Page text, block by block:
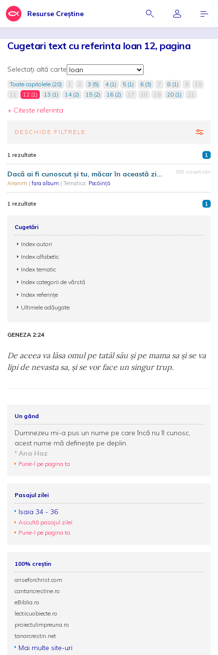
Resurse Creștine
Cugetari text cu referinta Ioan 12, pagina
Selectați altă carte
Toate capitolele (20) 1 2 3 (5) 4 (1) 5 (1) 6 (3) 7 8 (1) 9
10
11
12 (1) 13 (1) 14 (2) 15 (2) 16 (2) 17 18 19 20 (1) 21
+ Citeste referinta
DESCHIDE FILTRELE
1 rezultate 1
Dacă ai fi cunoscut și tu, măcar în această zi...
Anonim | fara album | Tematica: Pocăință
309 vizualizări
1 rezultate 1
Cugetări
Index autori
Index alfabetic
Index tematic
Index categorii de vârstă
Index referințe
Ultimele adăugate
GENEZA 2:24
De aceea va lăsa omul pe tatăl său şi pe mama sa şi se va
lipi de nevasta sa, şi se vor face un singur trup.
Un gând
Dumnezeu mi-a pus un nume pe care încă nu îl cunosc,
acest nume mă definește pe deplin.
Ana Haz
Pune-l pe pagina ta
Pasajul zilei
Isaia 34 - 36
Ascultă pasajul zilei
Pune-l pe pagina ta
100% creștin
ariseforchrist.com
cantaricrestine.ro
eBiblia.ro
lectiicuobiecte.ro
proiectulimpreuna.ro
tanarcrestin.net
Mai multe site-uri